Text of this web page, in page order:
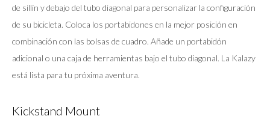
de sillín y debajo del tubo diagonal para personalizar la configuración
de su bicicleta. Coloca los portabidones en la mejor posición en
combinación con las bolsas de cuadro. Añade un portabidón
adicional o una caja de herramientas bajo el tubo diagonal. La Kalazy
está lista para tu próxima aventura.
Kickstand Mount